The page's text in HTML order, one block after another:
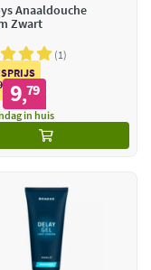
Anaaldouche
Zwart
1
9,79
in huis